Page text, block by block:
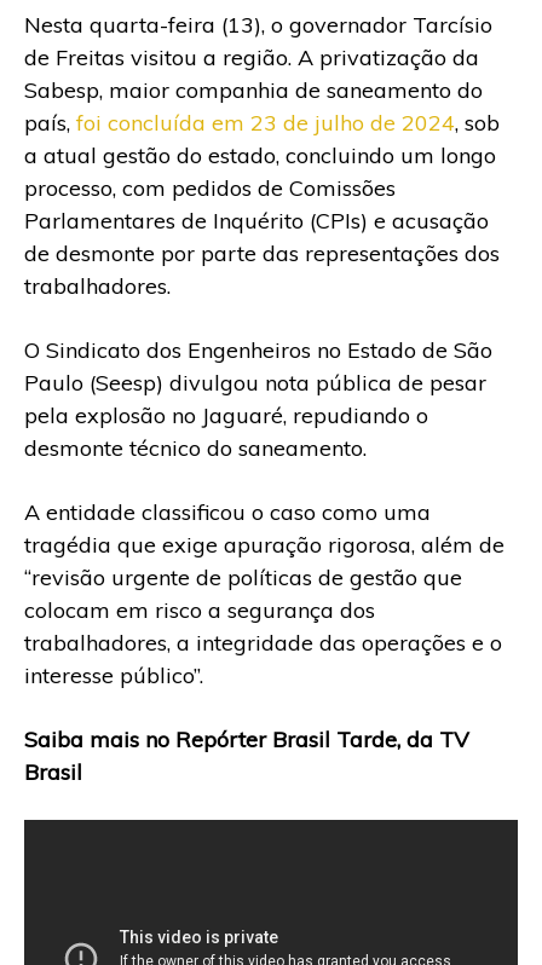
Nesta quarta-feira (13), o governador Tarcísio
de Freitas visitou a região. A privatização da
Sabesp, maior companhia de saneamento do
país, foi concluída em 23 de julho de 2024, sob
a atual gestão do estado, concluindo um longo
processo, com pedidos de Comissões
Parlamentares de Inquérito (CPIs) e acusação
de desmonte por parte das representações dos
trabalhadores.
O Sindicato dos Engenheiros no Estado de São
Paulo (Seesp) divulgou nota pública de pesar
pela explosão no Jaguaré, repudiando o
desmonte técnico do saneamento.
A entidade classificou o caso como uma
tragédia que exige apuração rigorosa, além de
“revisão urgente de políticas de gestão que
colocam em risco a segurança dos
trabalhadores, a integridade das operações e o
interesse público”.
Saiba mais no Repórter Brasil Tarde, da TV
Brasil